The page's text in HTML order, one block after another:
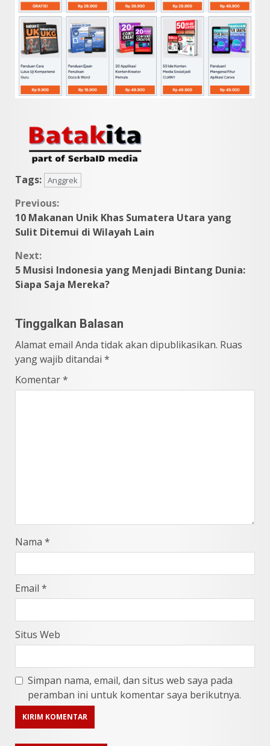
Tags: Anggrek
Continue
Reading
Previous:
10 Makanan Unik Khas Sumatera Utara yang
Sulit Ditemui di Wilayah Lain
Next:
5 Musisi Indonesia yang Menjadi Bintang Dunia:
Siapa Saja Mereka?
Tinggalkan Balasan
Alamat email Anda tidak akan dipublikasikan. Ruas
yang wajib ditandai *
Komentar*
Nama *
Email *
Situs Web
Simpan nama, email, dan situs web saya pada
peramban ini untuk komentar saya berikutnya.